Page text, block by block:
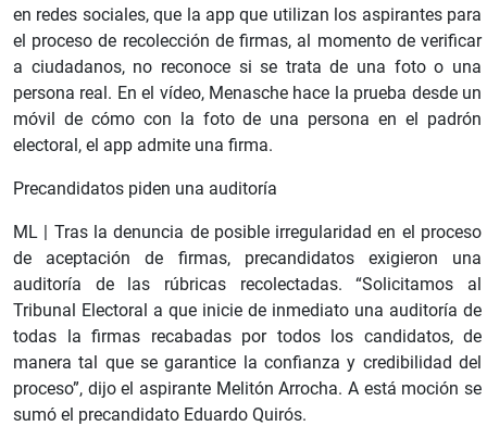
en redes sociales, que la app que utilizan los aspirantes para
el proceso de recolección de firmas, al momento de verificar
a ciudadanos, no reconoce si se trata de una foto o una
persona real. En el vídeo, Menasche hace la prueba desde un
móvil de cómo con la foto de una persona en el padrón
electoral, el app admite una firma.
Precandidatos piden una auditoría
ML | Tras la denuncia de posible irregularidad en el proceso
de aceptación de firmas, precandidatos exigieron una
auditoría de las rúbricas recolectadas. “Solicitamos al
Tribunal Electoral a que inicie de inmediato una auditoría de
todas la firmas recabadas por todos los candidatos, de
manera tal que se garantice la confianza y credibilidad del
proceso”, dijo el aspirante Melitón Arrocha. A está moción se
sumó el precandidato Eduardo Quirós.